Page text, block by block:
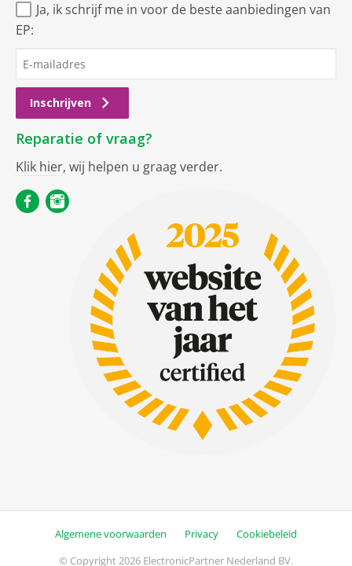
Ja, ik schrijf me in voor de beste aanbiedingen van
EP:
Inschrijven
Reparatie of vraag?
Klik hier, wij helpen u graag verder.
Algemene voorwaarden Privacy
Cookiebeleid
© Copyright 2026 ElectronicPartner Nederland BV.